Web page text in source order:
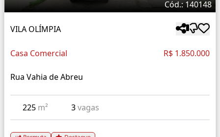
Cód.: 140148
VILA OLÍMPIA
Casa Comercial R$ 1.850.000
Rua Vahia de Abreu
225 m² 3vagas